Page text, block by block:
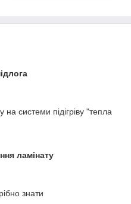
системи підігріву "тепла
ламінату
знати